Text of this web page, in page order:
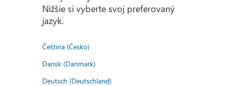
Nižšie si vyberte svoj preferovaný
jazyk.
Čeština (Česko)
Dansk (Danmark)
Deutsch (Deutschland)